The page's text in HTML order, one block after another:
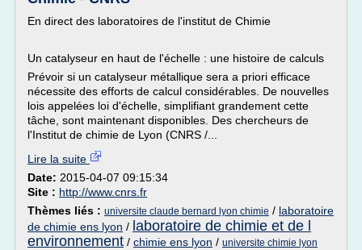
En direct des laboratoires de l'institut de Chimie
Un catalyseur en haut de l'échelle : une histoire de calculs
Prévoir si un catalyseur métallique sera a priori efficace
nécessite des efforts de calcul considérables. De nouvelles
lois appelées loi d'échelle, simplifiant grandement cette
tâche, sont maintenant disponibles. Des chercheurs de
l'Institut de chimie de Lyon (CNRS /...
Lire la suite
Date: 2015-04-07 09:15:34
Site : http://www.cnrs.fr
Thèmes liés : universite claude bernard lyon chimie / laboratoire
de chimie ens lyon / laboratoire de chimie et de l
environnement / chimie ens lyon / universite chimie lyon